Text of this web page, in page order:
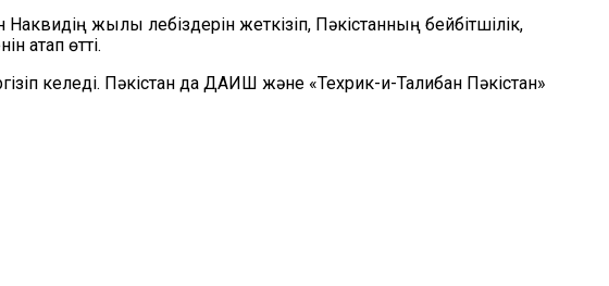
жылы лебіздерін жеткізіп, Пәкістанның бейбітшілік,
атап өтті.
келеді. Пәкістан да ДАИШ және «Техрик-и-Талибан Пәкістан»